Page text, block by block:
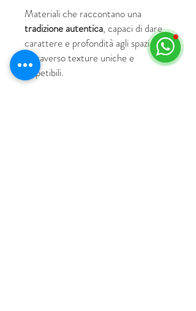
Materiali che raccontano una
tradizione autentica, capaci di dare
carattere e profondità agli spazi
attraverso texture uniche e
irripetibili.